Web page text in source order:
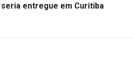
seria entregue em Curitiba